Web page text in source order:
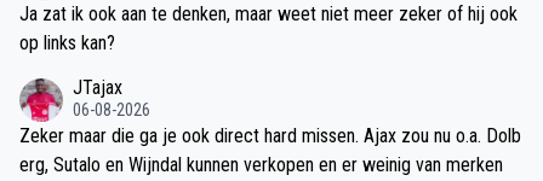
Ja zat ik ook aan te denken, maar weet niet meer zeker of hij ook
op links kan?
JTajax
06-08-2026
Zeker maar die ga je ook direct hard missen. Ajax zou nu o.a. Dolb
erg, Sutalo en Wijndal kunnen verkopen en er weinig van merken